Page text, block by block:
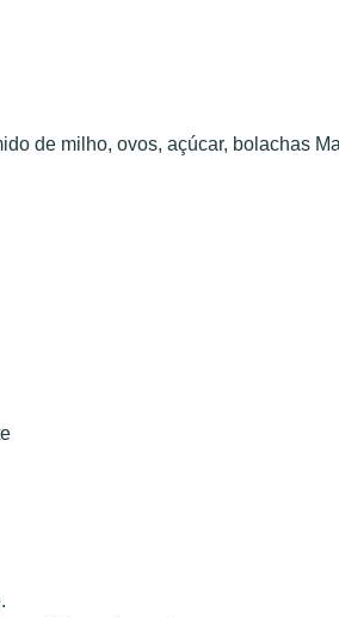
de milho, ovos, açúcar, bolachas